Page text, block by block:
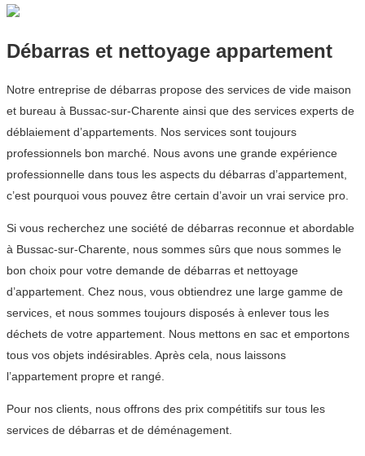
Débarras et nettoyage appartement
Notre entreprise de débarras propose des services de vide maison
et bureau à Bussac-sur-Charente ainsi que des services experts de
déblaiement d’appartements. Nos services sont toujours
professionnels bon marché. Nous avons une grande expérience
professionnelle dans tous les aspects du débarras d’appartement,
c’est pourquoi vous pouvez être certain d’avoir un vrai service pro.
Si vous recherchez une société de débarras reconnue et abordable
à Bussac-sur-Charente, nous sommes sûrs que nous sommes le
bon choix pour votre demande de débarras et nettoyage
d’appartement. Chez nous, vous obtiendrez une large gamme de
services, et nous sommes toujours disposés à enlever tous les
déchets de votre appartement. Nous mettons en sac et emportons
tous vos objets indésirables. Après cela, nous laissons
l’appartement propre et rangé.
Pour nos clients, nous offrons des prix compétitifs sur tous les
services de débarras et de déménagement.